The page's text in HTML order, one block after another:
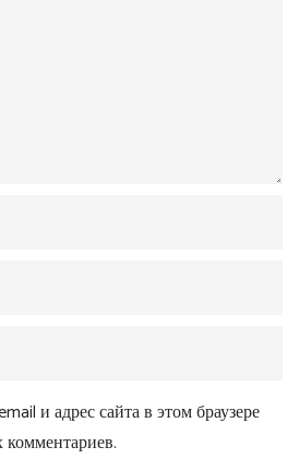
и адрес сайта в этом браузере